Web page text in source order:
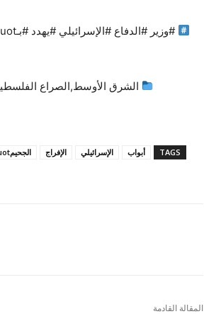
الشرق الأوسط,الصراع
TAGS أبواب الإسرائيلي الإفراج الجحيمquot
المقالة القادمة